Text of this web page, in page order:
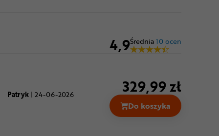
4,9Średnia10 ocen
Patryk | 24-06-2026 329,99 zł
Do koszyka
Kask rowerowy